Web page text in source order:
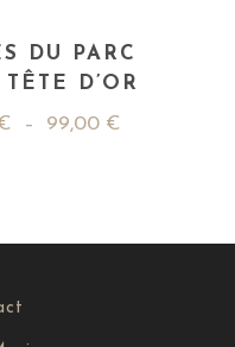
DU PARC
D’OR
– 99,00 €